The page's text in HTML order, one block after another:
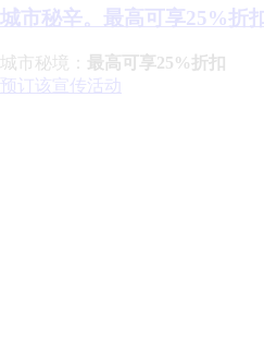
城市秘辛。最高可享25%折扣
城市秘境：
最高可享25%折扣
预订该宣传活动